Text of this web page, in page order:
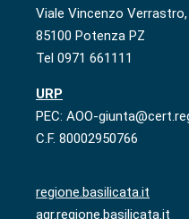
Viale Vincenzo
85100 Potenza PZ
Tel 0971 661111
URP
PEC: AOO-
C.F. 80002950766
regione.basilicata.it
agr.regione.basilicata.it